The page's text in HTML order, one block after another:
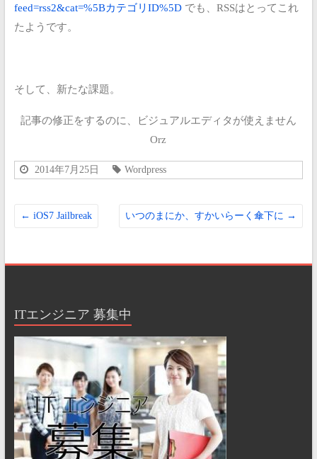
feed=rss2&cat=%5BカテゴリID%5Dでも、RSSはとってこれ
たようです。
そして、新たな課題。
記事の修正をするのに、ビジュアルエディタが使えません
Orz
2014年7月25日 Wordpress
← iOS7 Jailbreak いつのまにか、すかいらーく傘下に →
ITエンジニア 募集中